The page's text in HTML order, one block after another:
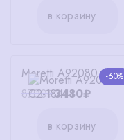
в корзину
-60%
Moretti A92080 C2
8700₽3480₽
в корзину